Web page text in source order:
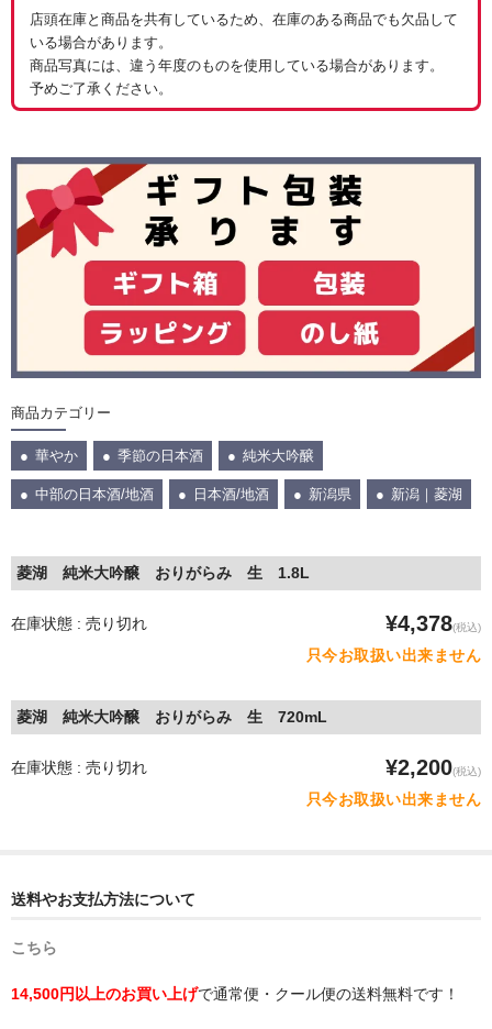
店頭在庫と商品を共有しているため、在庫のある商品でも欠品して
いる場合があります。
商品写真には、違う年度のものを使用している場合があります。
予めご了承ください。
商品カテゴリー
華やか 季節の日本酒 純米大吟醸
中部の日本酒/地酒 日本酒/地酒 新潟県 新潟｜菱湖
菱湖 純米大吟醸 おりがらみ 生 1.8L
在庫状態 : 売り切れ ¥4,378(税込)
只今お取扱い出来ません
菱湖 純米大吟醸 おりがらみ 生 720mL
在庫状態 : 売り切れ ¥2,200(税込)
只今お取扱い出来ません
送料やお支払方法について
こちら
14,500円以上のお買い上げで通常便・クール便の送料無料です！